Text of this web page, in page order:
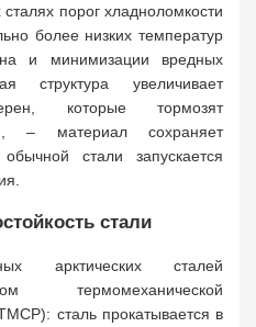
сталях порог хладноломкости
более низких температур
и минимизации вредных
структура увеличивает
которые тормозят
– материал сохраняет
стали запускается
стали
арктических сталей
термомеханической
сталь прокатывается в